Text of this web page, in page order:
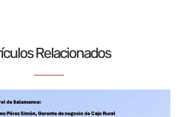
Relacionados